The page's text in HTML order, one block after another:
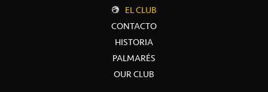
EL CLUB
CONTACTO
HISTORIA
PALMARÉS
OUR CLUB